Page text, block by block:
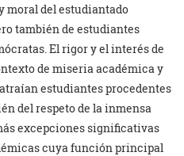
del estudiantado
también de estudiantes
El rigor y el interés de
de miseria académica y
estudiantes procedentes
del respeto de la inmensa
excepciones significativas
cuya función principal